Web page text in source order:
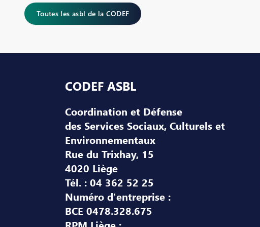
Toutes les asbl de la CODEF
Pied de page
CODEF ASBL
Coordination et Défense
des Services Sociaux, Culturels et
Environnementaux
Rue du Trixhay, 15
4020 Liège
Tél. : 04 362 52 25
Numéro d'entreprise :
BCE 0478.328.675